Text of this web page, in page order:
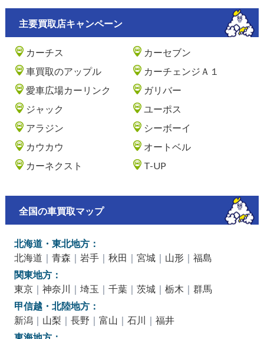
主要買取店キャンペーン
カーチス
カーセブン
車買取のアップル
カーチェンジＡ１
愛車広場カーリンク
ガリバー
ジャック
ユーポス
アラジン
シーボーイ
カウカウ
オートベル
カーネクスト
T-UP
全国の車買取マップ
北海道・東北地方：
北海道 ｜ 青森 ｜ 岩手｜ 秋田 ｜ 宮城｜ 山形｜ 福島
関東地方：
東京｜ 神奈川 ｜ 埼玉 ｜ 千葉｜ 茨城｜ 栃木 ｜ 群馬
甲信越・北陸地方：
新潟 ｜ 山梨 ｜ 長野 ｜ 富山 ｜ 石川 ｜ 福井
東海地方：